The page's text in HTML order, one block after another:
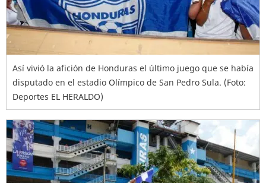
Así vivió la afición de Honduras el último juego que se había
disputado en el estadio Olímpico de San Pedro Sula. (Foto:
Deportes EL HERALDO)